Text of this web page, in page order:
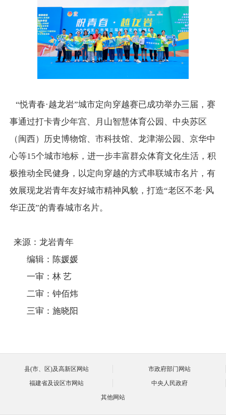
“悦青春·越龙岩”城市定向穿越赛已成功举办三届，赛
事通过打卡青少年宫、月山智慧体育公园、中央苏区
（闽西）历史博物馆、市科技馆、龙津湖公园、京华中
心等15个城市地标，进一步丰富群众体育文化生活，积
极推动全民健身，以定向穿越的方式串联城市名片，有
效展现龙岩青年友好城市精神风貌，打造“老区不老·风
华正茂”的青春城市名片。
来源：龙岩青年
编辑：陈媛媛
一审：林 艺
二审：钟佰炜
三审：施晓阳
县(市、区)及高新区网站
市政府部门网站
福建省及设区市网站
中央人民政府
其他网站